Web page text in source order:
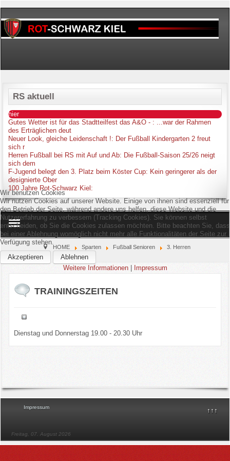
RS aktuell
hier
Gutes Wetter ist für das Stadtteilfest das A&O - : ...war der Rahmen
des Erträglichen deut
Neuer Look, gleiche Leidenschaft !: Der Fußball Kindergarten 2 freut
sich r
Herren Fußball bei RS mit Auf und Ab: Die Fußball-Saison 25/26 neigt
sich dem
F-Jugend belegt den 3. Platz beim Köster Cup: Kein geringerer als der
designierte Ober
100 Jahre Rot-Schwarz Kiel :
Home
Kinderschutz
Sparten
Aktuell
HOME Sparten Fußball Senioren 3. Herren
TRAININGSZEITEN
Dienstag und Donnerstag 19.00 - 20.30 Uhr
↑↑↑
Impressum
Freitag, 07. August 2026
Wir benutzen Cookies
Wir nutzen Cookies auf unserer Website. Einige von ihnen sind essenziell für
den Betrieb der Seite, während andere uns helfen, diese Website und die
Nutzererfahrung zu verbessern (Tracking Cookies). Sie können selbst
entscheiden, ob Sie die Cookies zulassen möchten. Bitte beachten Sie, dass
bei einer Ablehnung womöglich nicht mehr alle Funktionalitäten der Seite zur
Verfügung stehen.
Akzeptieren
Ablehnen
Weitere Informationen| Impressum